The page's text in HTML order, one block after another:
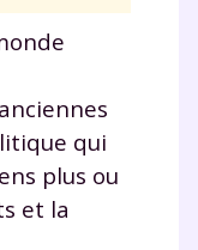
qui
plus ou
et la